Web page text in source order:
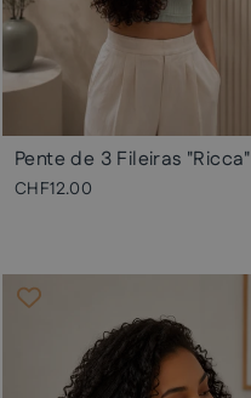
Pente de 3 Fileiras "Ricca"
CHF12.00